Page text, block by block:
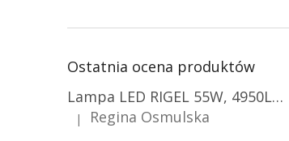
Ostatnia ocena produktów
Lampa LED RIGEL 55W, 4950LM, E27, 6500K [WL-10]
Ocena produktu to 5 na 5 gwiazdek.
|
Regina Osmulska